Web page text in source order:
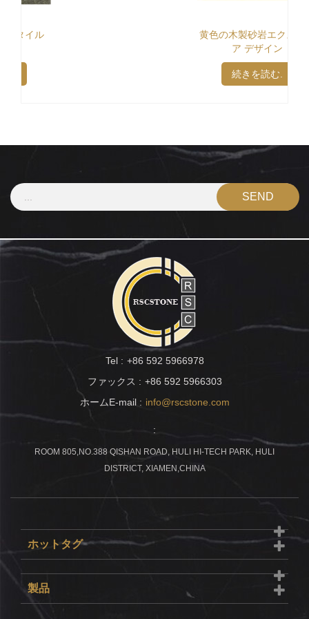
黄色の木製砂岩エクステリ
Tel : +86 592 5966978
ファックス : +86 592 5966303
ホームE-mail : info@rscstone.com
:
ROOM 805,NO.388 QISHAN ROAD, HULI HI-TECH PARK, HULI
DISTRICT, XIAMEN,CHINA
ホットタグ
製品